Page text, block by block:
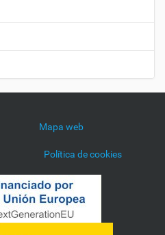
Mapa web
Política de cookies